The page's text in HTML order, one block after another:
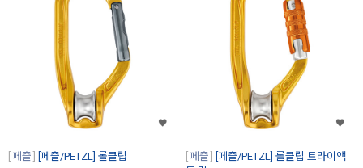
페츨 [페츨/PETZL] 롤클립 페츨
[페츨/PETZL] 롤클립 트라이액